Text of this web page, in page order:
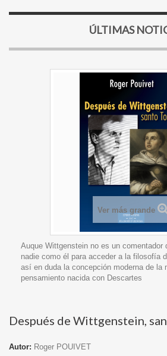
ÚLTIMAS
Ver más grande
Auque Wittgenstein no es un comentador
nadie como él para acceder a la filosofía
así en duda la concepción moderna de la
pensamiento nacida con Descartes
Después de Wittgenstein,
Autor: Roger POUIVET